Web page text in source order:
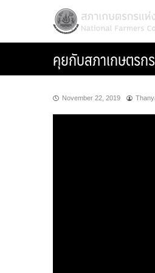
สภาเกษตรกรแห่งช
National Farmers Council
คุยกับสภาเกษตร
November 22, 2019